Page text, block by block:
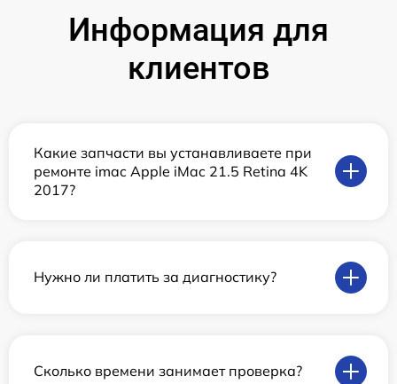
Информация для
клиентов
Какие запчасти вы устанавливаете при
ремонте imac Apple iMac 21.5 Retina 4K
2017?
Нужно ли платить за диагностику?
Сколько времени занимает проверка?